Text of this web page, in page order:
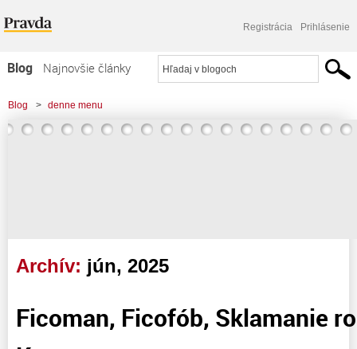
Registrácia Prihlásenie
Blog
Najnovšie články
Najčítanejšie články
Najkomentovanejšie články
Blog > denne menu
Archív: jún, 2025
Ficoman, Ficofób, Sklamanie